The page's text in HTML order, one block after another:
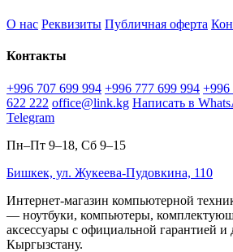
О нас Реквизиты Публичная оферта
Контакты
+996 707 699 994 +996 777 699 994 +996
622 222 office@link.kg Написать в
Telegram
Пн–Пт 9–18, Сб 9–15
Бишкек, ул. Жукеева-Пудовкина, 110
Интернет-магазин компьютерной
— ноутбуки, компьютеры,
аксессуары с официальной гарантией и
Кыргызстану.